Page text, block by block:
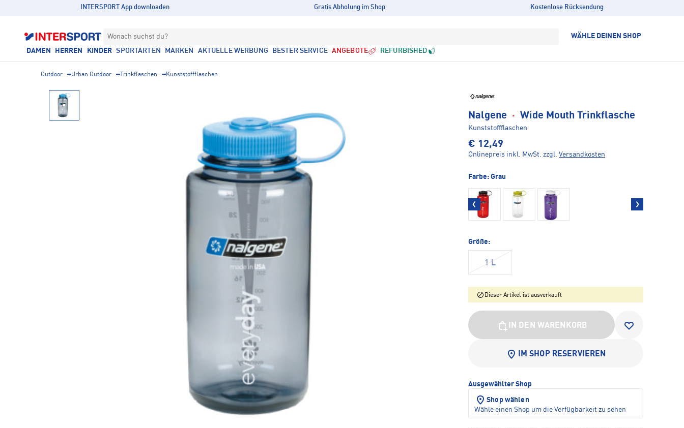
INTERSPORT App downloaden Gratis Abholung im Shop Kostenlose Rücksendung
Wonach suchst du? WÄHLE DEINEN SHOP
DAMEN HERREN KINDER SPORTARTEN MARKEN AKTUELLE WERBUNG BESTER SERVICE ANGEBOTE REFURBISHED
Outdoor Urban Outdoor Trinkflaschen Kunststoffflaschen
Nalgene · Wide Mouth Trinkflasche
Kunststoffflaschen
€ 12,49
Onlinepreis inkl. MwSt. zzgl. Versandkosten
Farbe: Grau
Größe:
1 L
Dieser Artikel ist ausverkauft
IN DEN WARENKORB
IM SHOP RESERVIEREN
Ausgewählter Shop
Shop wählen
Wähle einen Shop um die Verfügbarkeit zu sehen